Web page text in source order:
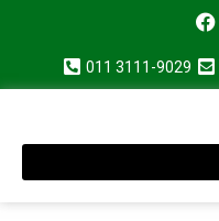
011 3111-9029